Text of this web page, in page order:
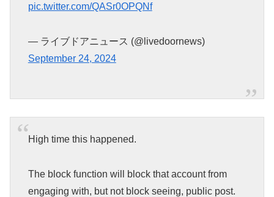
pic.twitter.com/QASr0OPQNf
— ライブドアニュース (@livedoornews)
September 24, 2024
High time this happened.
The block function will block that account from
engaging with, but not block seeing, public post.